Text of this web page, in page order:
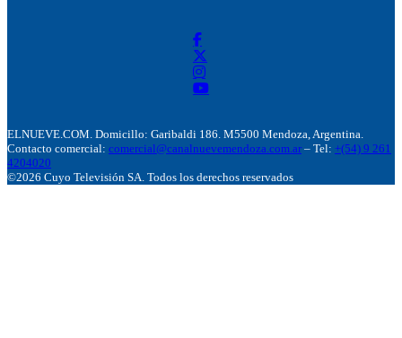
ELNUEVE.COM. Domicillo: Garibaldi 186. M5500 Mendoza, Argentina.
Contacto comercial: comercial@canalnuevemendoza.com.ar – Tel: +(54) 9 261
4204020
©2026 Cuyo Televisión SA. Todos los derechos reservados